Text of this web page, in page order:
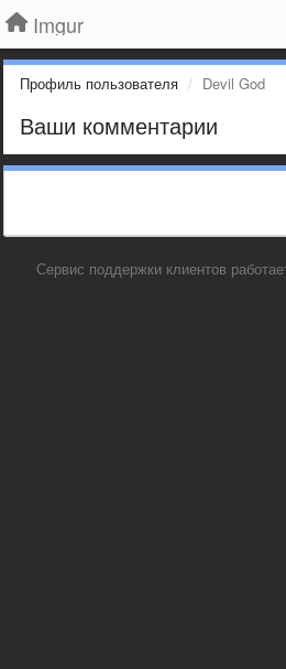
Imgur
Профиль пользователя Devil God
Ваши комментарии
Сервис поддержки клиентов